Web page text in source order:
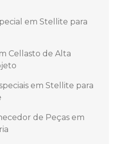
em Stellite para
Cellasto de Alta
em Stellite para
de Peças em